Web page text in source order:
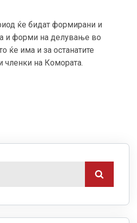
ќе бидат формирани и
и форми на делување во
ќе има и за останатите
членки на Комората.